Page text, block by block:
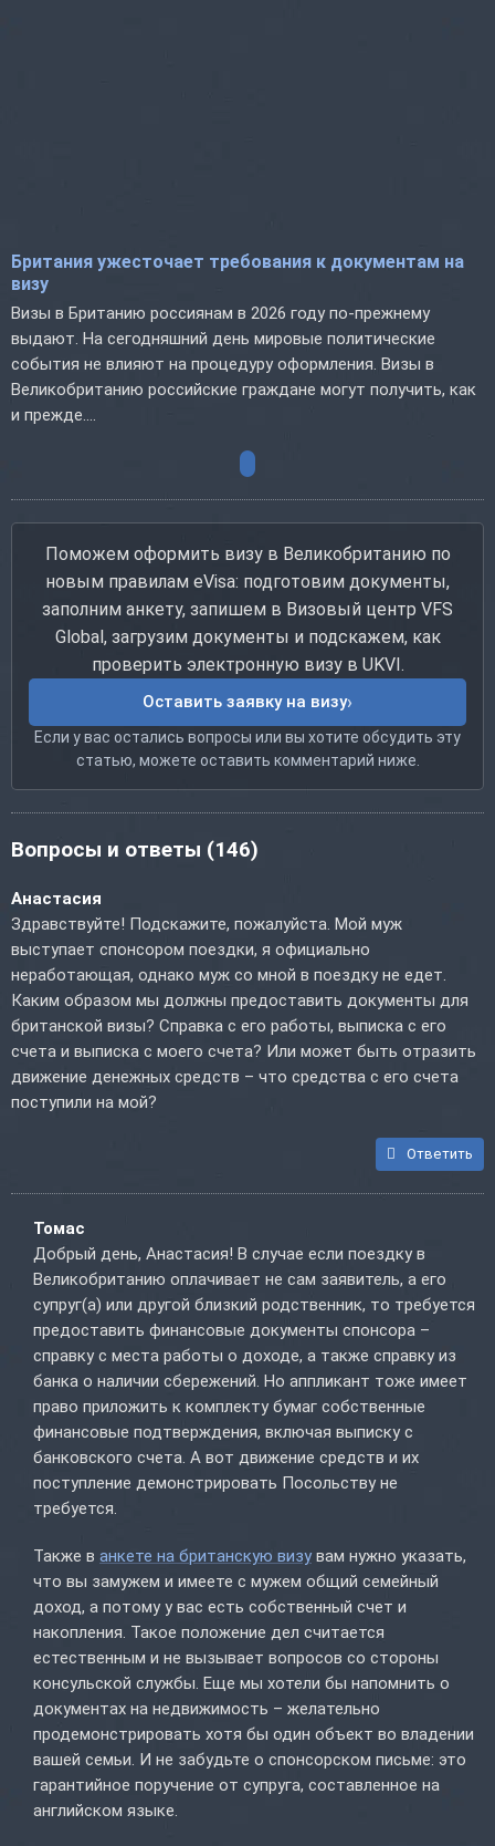
Британия ужесточает требования к документам на
визу
Визы в Британию россиянам в 2026 году по-прежнему
выдают. На сегодняшний день мировые политические
события не влияют на процедуру оформления. Визы в
Великобританию российские граждане могут получить, как
и прежде....
Поможем оформить визу в Великобританию по
новым правилам eVisa: подготовим документы,
заполним анкету, запишем в Визовый центр VFS
Global, загрузим документы и подскажем, как
проверить электронную визу в UKVI.
Оставить заявку на визу
Если у вас остались вопросы или вы хотите обсудить эту
статью, можете оставить комментарий ниже.
Вопросы и ответы (146)
Анастасия
Здравствуйте! Подскажите, пожалуйста. Мой муж
выступает спонсором поездки, я официально
неработающая, однако муж со мной в поездку не едет.
Каким образом мы должны предоставить документы для
британской визы? Справка с его работы, выписка с его
счета и выписка с моего счета? Или может быть отразить
движение денежных средств – что средства с его счета
поступили на мой?
Ответить
Томас
Добрый день, Анастасия! В случае если поездку в
Великобританию оплачивает не сам заявитель, а его
супруг(а) или другой близкий родственник, то требуется
предоставить финансовые документы спонсора –
справку с места работы о доходе, а также справку из
банка о наличии сбережений. Но аппликант тоже имеет
право приложить к комплекту бумаг собственные
финансовые подтверждения, включая выписку с
банковского счета. А вот движение средств и их
поступление демонстрировать Посольству не
требуется.
Также в анкете на британскую визу вам нужно указать,
что вы замужем и имеете с мужем общий семейный
доход, а потому у вас есть собственный счет и
накопления. Такое положение дел считается
естественным и не вызывает вопросов со стороны
консульской службы. Еще мы хотели бы напомнить о
документах на недвижимость – желательно
продемонстрировать хотя бы один объект во владении
вашей семьи. И не забудьте о спонсорском письме: это
гарантийное поручение от супруга, составленное на
английском языке.